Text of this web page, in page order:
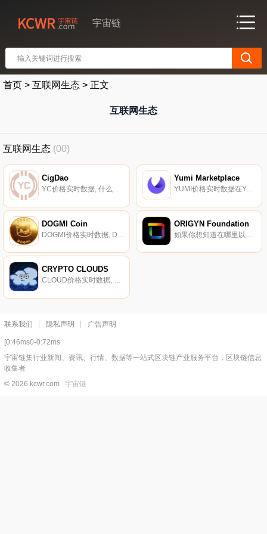
宇宙链
首页 > 互联网生态 > 正文
互联网生态
互联网生态 (00)
CigDao
YC价格实时数据, 什么是CigDAO？Crypto is Good DAO或CigDAO是一个植根于博弈论的去中心化组织,专注于加速互联网计算机$ICP生态系统的增长。您的Coin（$YC）持有者管理CigDAO罐式智能合约和资金.
Yumi Marketplace
YUMI价格实时数据在Yumi,我们为您提供数字商品和收藏品,让您可以随心所欲地使用。无论您是数字艺术家、设计师还是希望推出数字作品的项目,我们都可以轻松发现、收集和销售不同用例的非凡数字商品。通过在Yumi上交易NFT,您将获得可在Shiku Metaverse中使用的积分奖励.
DOGMI Coin ORIGYN Foundation
CRYPTO CLOUDS
CLOUD价格实时数据, 什么是CRYPTO CLOUDS（CLOUD）？截至2023年2月,CLOUD是互联网计算机上首批模因代币之一,也是互联网计算机上第一枚云主题硬币。代币背后的团队致力于与世界建立引人入胜的联系；第一个去中心化的云区块链平台和模因.
联系我们 隐私声明 广告声明
[0:46ms0-0:72ms
宇宙链集行业新闻、资讯、行情、数据等一站式区块链产业服务平台，区块链信息
收集者
© 2026 kcwr.com 宇宙链